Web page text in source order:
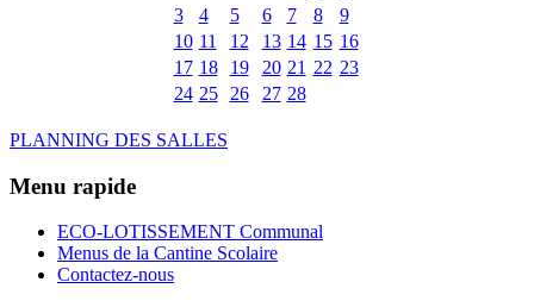
3
4 5 6 7 8
9
10 11 12 13 14 15 16
17 18 19 20 21 22 23
24 25 26 27 28
PLANNING DES SALLES
Menu rapide
ECO-LOTISSEMENT Communal
Menus de la Cantine Scolaire
Contactez-nous